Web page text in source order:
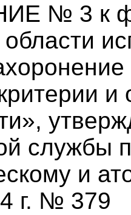
№ 3 к
и
службы
и
г. № 379